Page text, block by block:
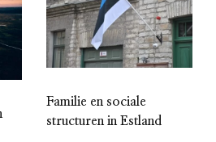
Familie en sociale
structuren in Estland